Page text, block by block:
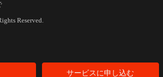
Reserved.
サービスに申し込む